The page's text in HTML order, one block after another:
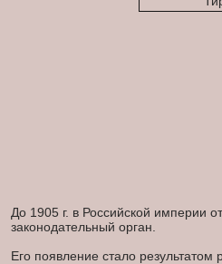
До 1905 г. в Российской империи
законодательный орган.
Его появление стало